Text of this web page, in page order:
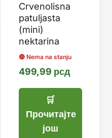
Crvenolisna
patuljasta
(mini)
nektarina
499,99 рсд
Прочитајте
још